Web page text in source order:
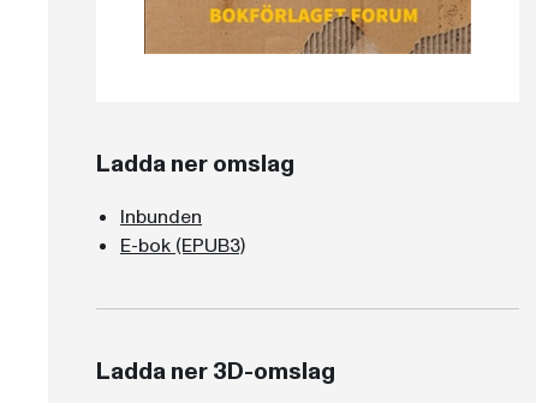
Ladda ner omslag
Inbunden
E-bok (EPUB3)
Ladda ner 3D-omslag